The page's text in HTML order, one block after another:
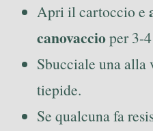
Apri il cartoccio e
canovaccioper 3-
Sbucciale una alla
tiepide.
Se qualcuna fa